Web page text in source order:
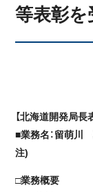
等表彰を
【北海道開発局長
■業務名：留萌川
注)
□業務概要